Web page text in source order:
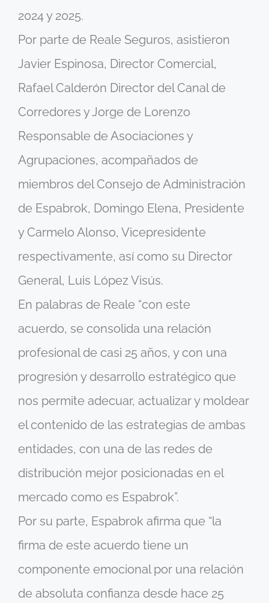
2024 y 2025.
Por parte de Reale Seguros, asistieron
Javier Espinosa, Director Comercial,
Rafael Calderón Director del Canal de
Corredores y Jorge de Lorenzo
Responsable de Asociaciones y
Agrupaciones, acompañados de
miembros del Consejo de Administración
de Espabrok, Domingo Elena, Presidente
y Carmelo Alonso, Vicepresidente
respectivamente, así como su Director
General, Luis López Visús.
En palabras de Reale “con este
acuerdo, se consolida una relación
profesional de casi 25 años, y con una
progresión y desarrollo estratégico que
nos permite adecuar, actualizar y moldear
el contenido de las estrategias de ambas
entidades, con una de las redes de
distribución mejor posicionadas en el
mercado como es Espabrok”.
Por su parte, Espabrok afirma que “la
firma de este acuerdo tiene un
componente emocional por una relación
de absoluta confianza desde hace 25